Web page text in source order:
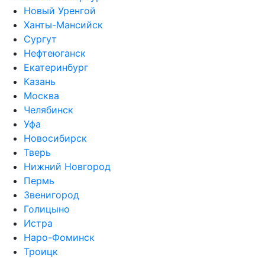
Новый Уренгой
Ханты-Мансийск
Сургут
Нефтеюганск
Екатеринбург
Казань
Москва
Челябинск
Уфа
Новосибирск
Тверь
Нижний Новгород
Пермь
Звенигород
Голицыно
Истра
Наро-Фоминск
Троицк